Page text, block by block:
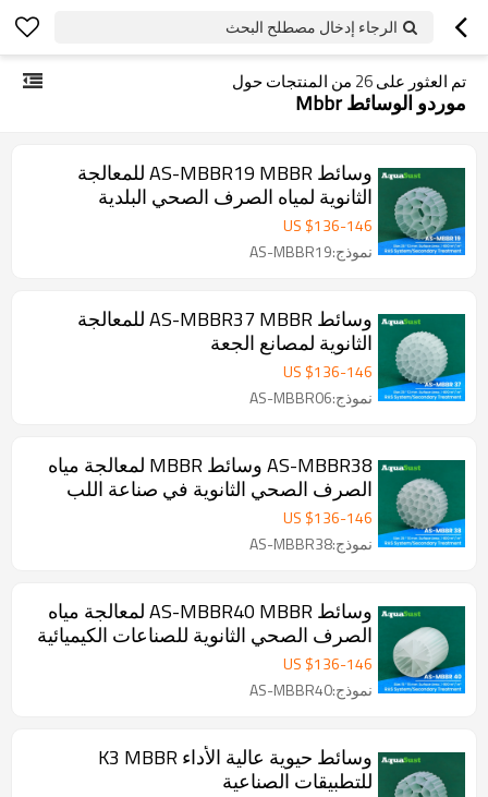
الرجاء إدخال مصطلح البحث
تم العثور على26 من المنتجات حول
موردو الوسائط Mbbr
وسائط AS-MBBR19 MBBR للمعالجة
الثانوية لمياه الصرف الصحي البلدية
US $136-146
نموذج:AS-MBBR19
وسائط AS-MBBR37 MBBR للمعالجة
الثانوية لمصانع الجعة
US $136-146
نموذج:AS-MBBR06
AS-MBBR38 وسائط MBBR لمعالجة مياه
الصرف الصحي الثانوية في صناعة اللب
والورقUS $136-146
نموذج:AS-MBBR38
وسائط AS-MBBR40 MBBR لمعالجة مياه
الصرف الصحي الثانوية للصناعات الكيميائية
US $136-146
نموذج:AS-MBBR40
وسائط حيوية عالية الأداء K3 MBBR
للتطبيقات الصناعية